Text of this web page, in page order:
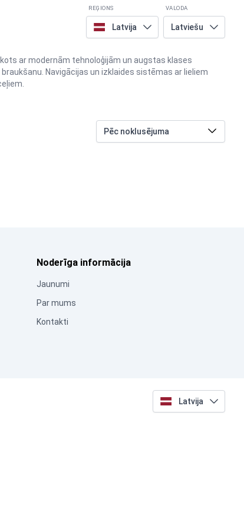
REĢIONS
Latvija
VALODA
Latviešu
ar modernām tehnoloģijām un augstas klases
Navigācijas un izklaides sistēmas ar lieliem
Noderīga informācija
Jaunumi
Par mums
Kontakti
Latvija